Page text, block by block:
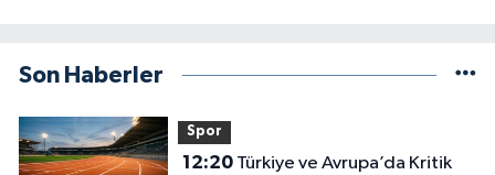
Son Haberler
Spor
12:20Türkiye ve Avrupa’da Kritik